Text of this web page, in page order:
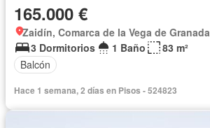
165.000 €
Zaidín, Comarca de la Vega de Granada
3 Dormitorios
1 Baño
83 m²
Balcón
Hace 1 semana, 2 días en Pisos - 524823